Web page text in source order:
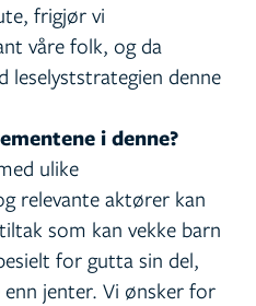
frigjør vi
våre folk, og da
leselyststrategien denne
i denne?
ulike
relevante aktører kan
som kan vekke barn
for gutta sin del,
jenter. Vi ønsker for